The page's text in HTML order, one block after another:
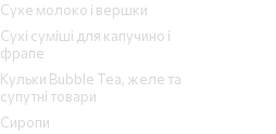
Сухе молоко і вершки
Сухі суміші для капучино і
фрапе
Кульки Bubble Tea, желе та
супутні товари
Сиропи